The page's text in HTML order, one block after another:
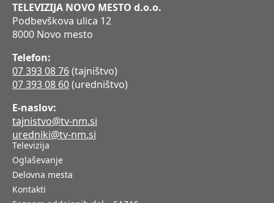
TELEVIZIJA NOVO MESTO d.o.o.
Podbevškova ulica 12
8000 Novo mesto
Telefon:
07 393 08 76(tajništvo)
07 393 08 60(uredništvo)
E-naslov:
tajnistvo@tv-nm.si
uredniki@tv-nm.si
Televizija
Oglaševanje
Delovna mesta
Kontakti